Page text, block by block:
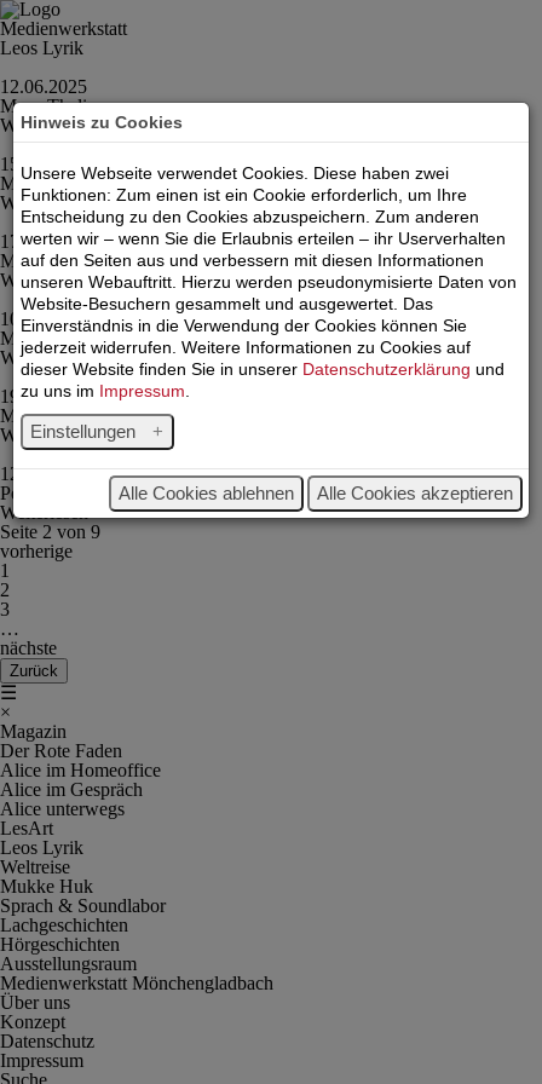
Medienwerkstatt
Leos Lyrik
12.06.2025
Muse Thalia
Weiterlesen
15.05.2025
Muse Polyhymnia
Weiterlesen
17.04.2025
Muse Melpomene
Weiterlesen
10.04.2025
Muse Kalliope
Weiterlesen
19.03.2025
Muse Euterpe
Weiterlesen
12.12.2024
Peace
Weiterlesen
Seite 2 von9
vorherige
1
2
3
…
nächste
Zurück
☰
×
Magazin
Der Rote Faden
Alice im Homeoffice
Alice im Gespräch
Alice unterwegs
LesArt
Leos Lyrik
Weltreise
Mukke Huk
Sprach & Soundlabor
Lachgeschichten
Hörgeschichten
Ausstellungsraum
Medienwerkstatt Mönchengladbach
Über uns
Konzept
Datenschutz
Impressum
Suche
Hinweis zu Cookies
Unsere Webseite verwendet Cookies. Diese haben zwei
Funktionen: Zum einen ist ein Cookie erforderlich, um Ihre
Entscheidung zu den Cookies abzuspeichern. Zum anderen
werten wir – wenn Sie die Erlaubnis erteilen – ihr Userverhalten
auf den Seiten aus und verbessern mit diesen Informationen
unseren Webauftritt. Hierzu werden pseudonymisierte Daten von
Website-Besuchern gesammelt und ausgewertet. Das
Einverständnis in die Verwendung der Cookies können Sie
jederzeit widerrufen. Weitere Informationen zu Cookies auf
dieser Website finden Sie in unserer Datenschutzerklärung und
zu uns im Impressum
Einstellungen
Alle Cookies ablehnen Alle Cookies akzeptieren